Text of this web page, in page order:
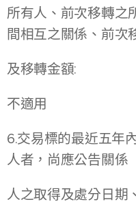
所有人、前次移轉之
間相互之關係、前次
及移轉金額:
不適用
6.交易標的最近五年
人者，尚應公告關係
人之取得及處分日期